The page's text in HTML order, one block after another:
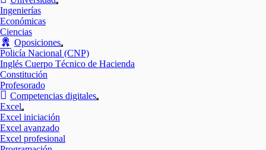
Mostrar
Ingenierías
Económicas
Ciencias
Oposiciones
Mostrar
el
submenú
Policía Nacional (CNP)
Inglés Cuerpo Técnico de Hacienda
Constitución
Profesorado
Competencias digitales
Mostrar
Excel
Mostrar
el
submenú
Excel iniciación
Excel avanzado
Excel profesional